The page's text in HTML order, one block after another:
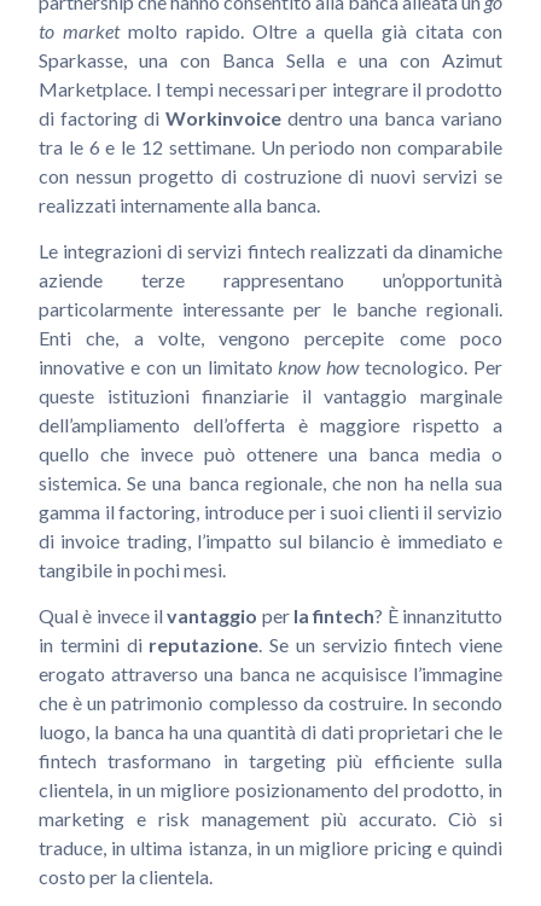
to marketmolto rapido. Oltre a quella già citata con
Sparkasse, una con Banca Sella e una con Azimut
Marketplace. I tempi necessari per integrare il prodotto
di factoring di Workinvoice dentro una banca variano
tra le 6 e le 12 settimane. Un periodo non comparabile
con nessun progetto di costruzione di nuovi servizi se
realizzati internamente alla banca.
Le integrazioni di servizi fintech realizzati da dinamiche
aziende terze rappresentano un’opportunità
particolarmente interessante per le banche regionali.
Enti che, a volte, vengono percepite come poco
innovative e con un limitatoknow howtecnologico. Per
queste istituzioni finanziarie il vantaggio marginale
dell’ampliamento dell’offerta è maggiore rispetto a
quello che invece può ottenere una banca media o
sistemica. Se una banca regionale, che non ha nella sua
gamma il factoring, introduce per i suoi clienti il servizio
di invoice trading, l’impatto sul bilancio è immediato e
tangibile in pochi mesi.
Qual è invece ilvantaggio perla fintech? È innanzitutto
in termini di reputazione. Se un servizio fintech viene
erogato attraverso una banca ne acquisisce l’immagine
che è un patrimonio complesso da costruire. In secondo
luogo, la banca ha una quantità di dati proprietari che le
fintech trasformano in targeting più efficiente sulla
clientela, in un migliore posizionamento del prodotto, in
marketing e risk management più accurato. Ciò si
traduce, in ultima istanza, in un migliore pricing e quindi
costo per la clientela.